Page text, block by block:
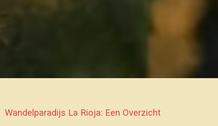
Wandelparadijs La Rioja: Een Overzicht